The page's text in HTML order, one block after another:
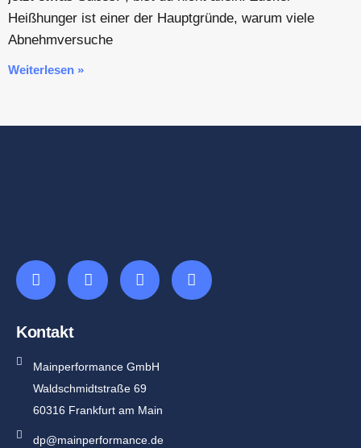
Heißhunger ist einer der Hauptgründe, warum viele
Abnehmversuche
Weiterlesen »
Kontakt
Mainperformance GmbH
Waldschmidtstraße 69
60316 Frankfurt am Main
dp@mainperformance.de